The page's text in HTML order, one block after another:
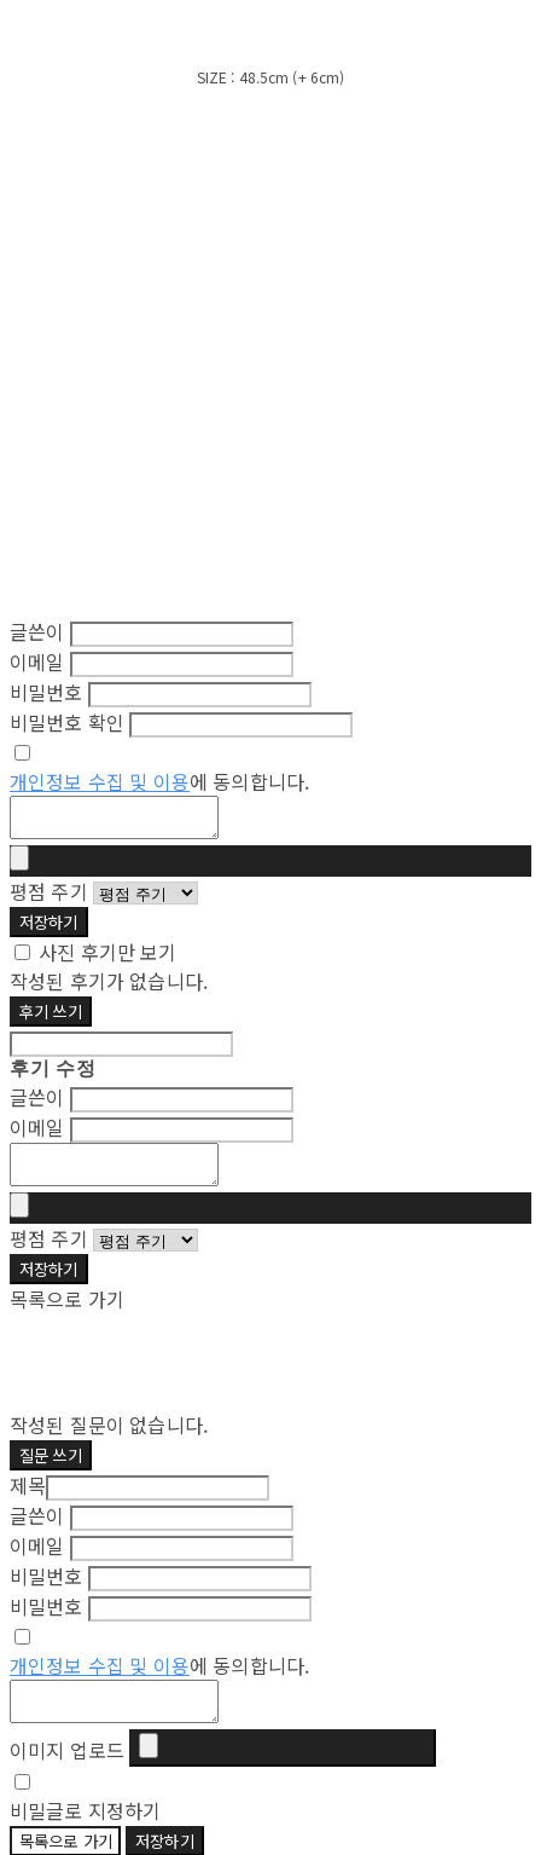
SIZE : 48.5cm (+ 6cm)
글쓴이
이메일
비밀번호
비밀번호 확인
개인정보 수집 및 이용에 동의합니다.
평점 주기
저장하기
사진 후기만 보기
작성된 후기가 없습니다.
후기 쓰기
후기 수정
글쓴이
이메일
평점 주기
저장하기
목록으로 가기
작성된 질문이 없습니다.
질문 쓰기
제목
글쓴이
이메일
비밀번호
비밀번호
개인정보 수집 및 이용에 동의합니다.
이미지 업로드
비밀글로 지정하기
목록으로 가기 저장하기